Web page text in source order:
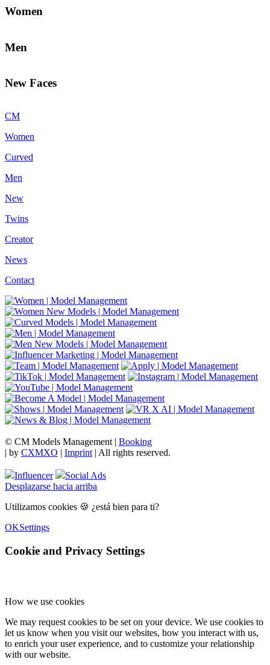
Women
Men
New Faces
CM
Women
Curved
Men
New
Twins
Creator
News
Contact
© CM Models Management | Booking
| by CXMXO | Imprint | All rights reserved.
Influencer
Social Ads
Desplazarse hacia arriba
Utilizamos cookies 🍪 ¿está bien para ti?
OKSettings
Cookie and Privacy Settings
How we use cookies
We may request cookies to be set on your device. We use cookies to
let us know when you visit our websites, how you interact with us,
to enrich your user experience, and to customize your relationship
with our website.